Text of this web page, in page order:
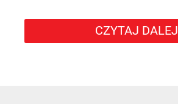
CZYTAJ DALEJ